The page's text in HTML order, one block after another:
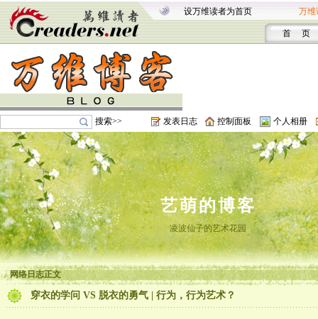
设万维读者为首页 万维
首 页
搜索>> 发表日志 控制面板 个人相册
艺萌的博客
凌波仙子的艺术花园
网络日志正文
穿衣的学问 VS 脱衣的勇气 | 行为，行为艺术？